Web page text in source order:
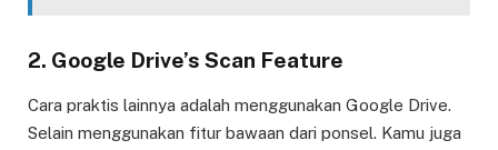
2. Google Drive’s Scan Feature
Cara praktis lainnya adalah menggunakan Google Drive.
Selain menggunakan fitur bawaan dari ponsel. Kamu juga